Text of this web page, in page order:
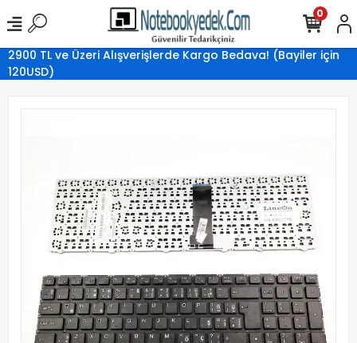
2900 TL ve Üzeri Alışverişlerde Kargo Bedava! (Bayiler için
120USD)
0